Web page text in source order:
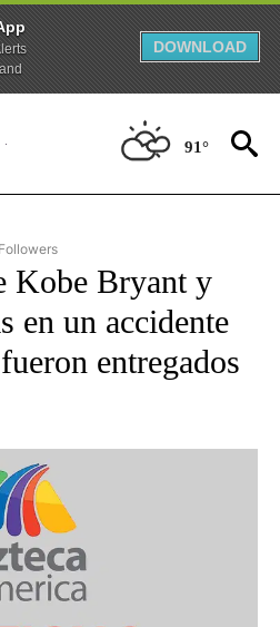
DOWNLOAD
91°
"NOTICIAS" TO RECEIVE NOTIFICATIONS
Kobe Bryant y
en un accidente
entregados